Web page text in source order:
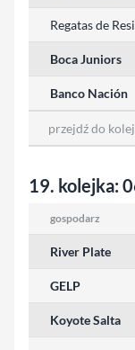
Regatas de
Boca Juniors
Banco Nación
przejdź do
19. kolejka:
gospodarz
River Plate
GELP
Koyote Salta